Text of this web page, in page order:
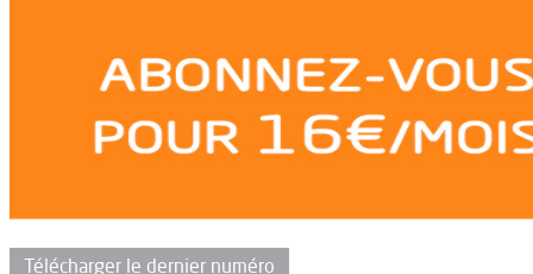
Télécharger le dernier numéro